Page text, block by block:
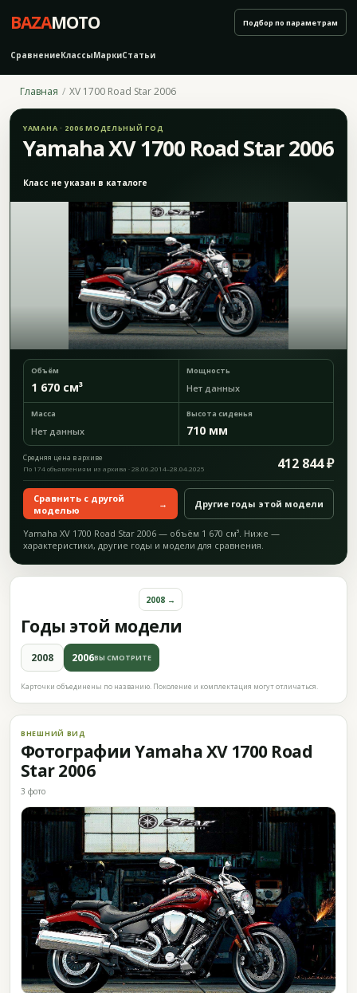
BAZAMOTO
СравнениеКлассыМаркиСтатьи
Подбор по параметрам
Главная XV 1700 Road Star 2006
YAMAHA · 2006 МОДЕЛЬНЫЙ ГОД
Yamaha XV 1700 Road Star 2006
Класс не указан в каталоге
Объём
1 670 см³
Мощность
Нет данных
Масса
Нет данных
Высота сиденья
710 мм
Средняя цена в архиве 412 844 ₽
По 174 объявлениям из архива · 28.06.2014–28.04.2025
Сравнить с другой
моделью
→ Другие годы этой модели
Yamaha XV 1700 Road Star 2006 — объём 1 670 см³. Ниже —
характеристики, другие годы и модели для сравнения.
Годы этой модели
2008 →
2008 2006ВЫ СМОТРИТЕ
Карточки объединены по названию. Поколение и комплектация могут отличаться.
ВНЕШНИЙ ВИД
Фотографии Yamaha XV 1700 Road
Star 2006
3 фото